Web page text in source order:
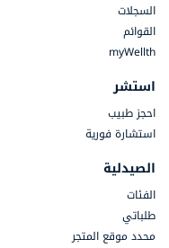
السجلات
القوائم
myWellth
استشر
احجز طبيب
استشارة فورية
الصيدلية
الفئات
طلباتي
محدد موقع المتجر